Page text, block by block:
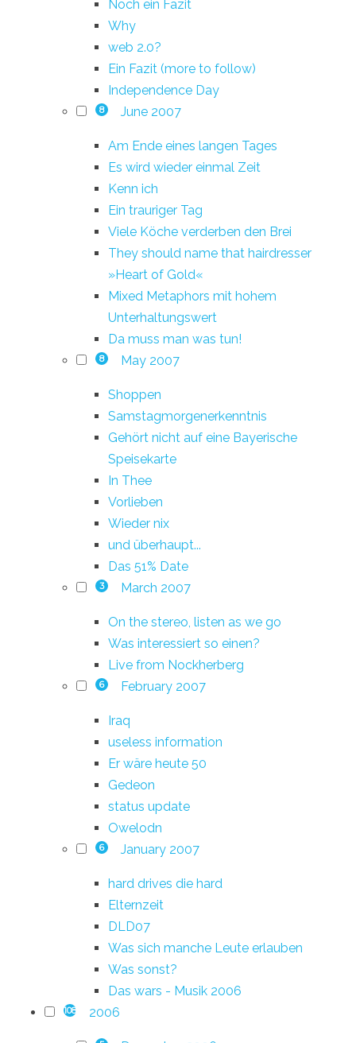
Noch ein Fazit
Why
web 2.0?
Ein Fazit (more to follow)
Independence Day
8 June 2007
Am Ende eines langen Tages
Es wird wieder einmal Zeit
Kenn ich
Ein trauriger Tag
Viele Köche verderben den Brei
They should name that hairdresser
»Heart of Gold«
Mixed Metaphors mit hohem
Unterhaltungswert
Da muss man was tun!
8 May 2007
Shoppen
Samstagmorgenerkenntnis
Gehört nicht auf eine Bayerische
Speisekarte
In Thee
Vorlieben
Wieder nix
und überhaupt...
Das 51% Date
3 March 2007
On the stereo, listen as we go
Was interessiert so einen?
Live from Nockherberg
6 February 2007
Iraq
useless information
Er wäre heute 50
Gedeon
status update
Owelodn
6 January 2007
hard drives die hard
Elternzeit
DLD07
Was sich manche Leute erlauben
Was sonst?
Das wars - Musik 2006
108 2006